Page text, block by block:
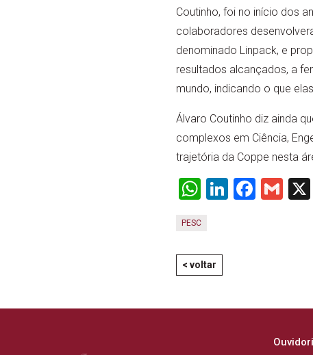
Coutinho, foi no início dos
colaboradores
denominado Linpack, e
resultados alcançados, a
mundo, indicando o que
Álvaro Coutinho diz ainda
complexos em Ciência,
trajetória da Coppe nesta
WhatsApp
LinkedInX
PESC
< voltar